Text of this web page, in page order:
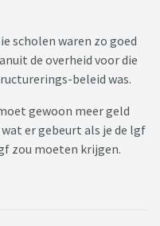
scholen waren zo goed
de overheid voor die
beleid was.
gewoon meer geld
er gebeurt als je de lgf
zou moeten krijgen.